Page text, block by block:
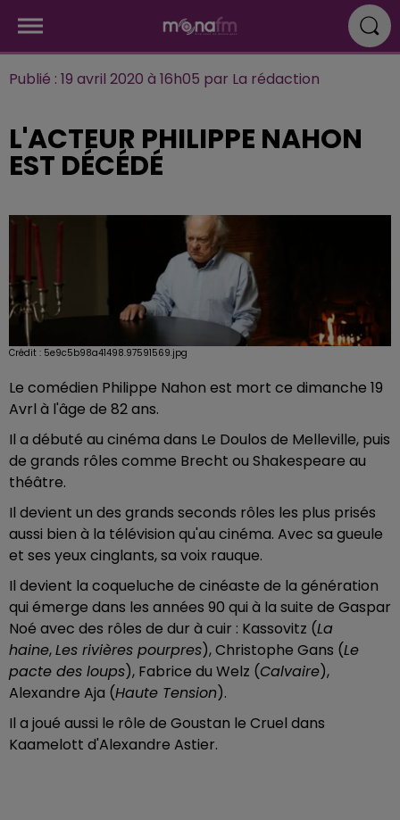
Publié : 19 avril 2020 à 16h05 par La rédaction
L'ACTEUR PHILIPPE NAHON
EST DÉCÉDÉ
Crédit : 5e9c5b98a41498.97591569.jpg
Le comédien Philippe Nahon est mort ce dimanche 19
Avrl à l'âge de 82 ans.
Il a débuté au cinéma dans Le Doulos de Melleville, puis
de grands rôles comme Brecht ou Shakespeare au
théâtre.
Il devient un des grands seconds rôles les plus prisés
aussi bien à la télévision qu'au cinéma. Avec sa gueule
et ses yeux cinglants, sa voix rauque.
Il devient la coqueluche de cinéaste de la génération
qui émerge dans les années 90 qui à la suite de Gaspar
Noé avec des rôles de dur à cuir : Kassovitz (La
haine,Les rivières pourpres), Christophe Gans (Le
pacte des loups), Fabrice du Welz (Calvaire),
Alexandre Aja (Haute Tension).
Il a joué aussi le rôle de Goustan le Cruel dans
Kaamelott d'Alexandre Astier.